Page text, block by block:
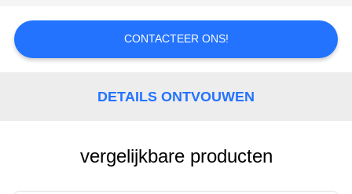
CONTACTEER ONS!
DETAILS ONTVOUWEN
vergelijkbare producten